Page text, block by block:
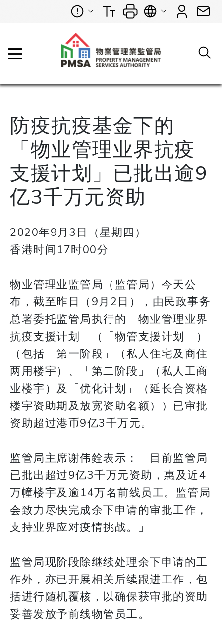
防疫抗疫基金下的
「物业管理业界抗疫
支援计划」已批出逾9
亿3千万元资助
2020年9月3日（星期四）
香港时间17时00分
物业管理业监管局（监管局）今天公
布，截至昨日（9月2日），由民政事务
总署委托监管局执行的「物业管理业界
抗疫支援计划」（「物管支援计划」）
（包括「第一阶段」（私人住宅及商住
两用楼宇）、「第二阶段」（私人工商
业楼宇）及「优化计划」（延长合资格
楼宇资助期及放宽资助名额））已审批
资助超过港币9亿3千万元。
监管局主席谢伟銓表示：「目前监管局
已批出超过9亿3千万元资助，惠及近4
万幢楼宇及逾14万名前线员工。监管局
会致力尽快完成余下申请的审批工作，
支持业界应对疫情挑战。」
监管局现阶段除继续处理余下申请的工
作外，亦已开展相关后续跟进工作，包
括进行随机覆核，以确保获审批的资助
妥善发放予前线物管员工。